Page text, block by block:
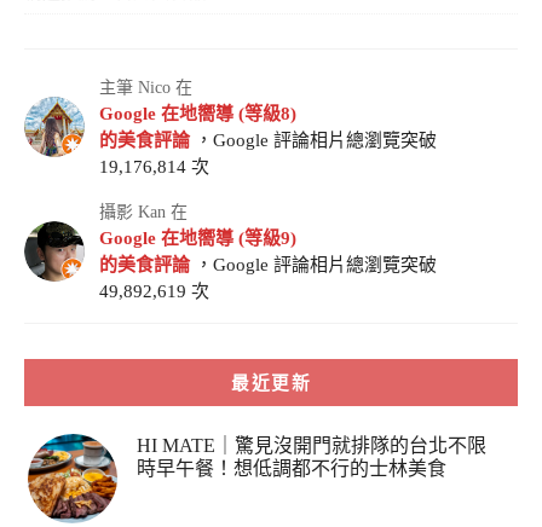
主筆 Nico 在
Google 在地嚮導 (等級8)
的美食評論 ，Google 評論相片總瀏覽突破
19,176,814 次
攝影 Kan 在
Google 在地嚮導 (等級9)
的美食評論 ，Google 評論相片總瀏覽突破
49,892,619 次
最近更新
HI MATE｜驚見沒開門就排隊的台北不限
時早午餐！想低調都不行的士林美食